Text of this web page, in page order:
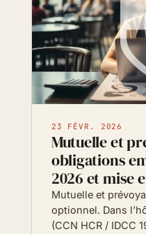
23 FÉVR. 2026
Mutuelle et
obligations
2026 et mise
Mutuelle et
optionnel. Dans
(CCN HCR / IDCC